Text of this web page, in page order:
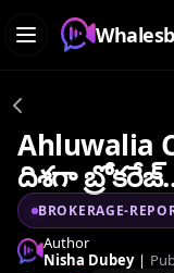
Ahluwalia
దిశగా
BROKERAGE-
Author
Nisha Dubey |